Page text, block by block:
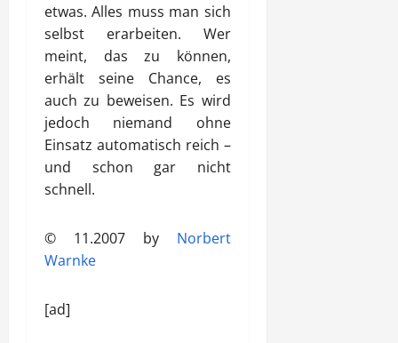
etwas. Alles muss man sich
selbst erarbeiten. Wer
meint, das zu können,
erhält seine Chance, es
auch zu beweisen. Es wird
jedoch niemand ohne
Einsatz automatisch reich –
und schon gar nicht
schnell.
© 11.2007 by Norbert
Warnke
[ad]